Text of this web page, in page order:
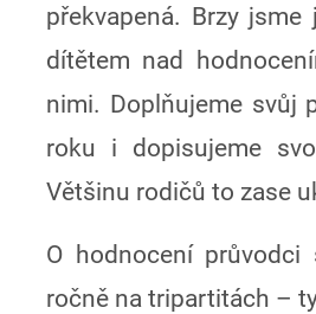
překvapená. Brzy
dítětem nad
nimi. Doplňujeme svůj
roku i dopisujeme
Většinu rodičů to zase
O hodnocení
ročně na tripartitách –